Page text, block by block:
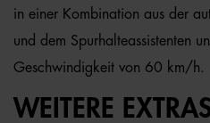
in einer Kombination aus der
und dem Spurhalteassistenten
Geschwindigkeit von 60 km/h.
WEITERE